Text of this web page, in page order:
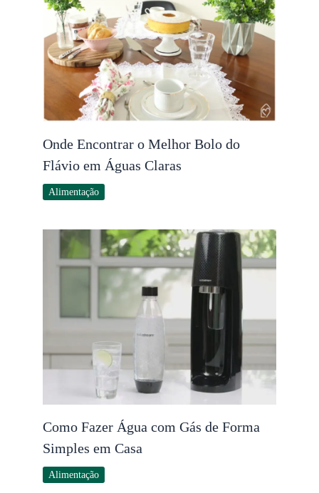
Onde Encontrar o Melhor Bolo do
Flávio em Águas Claras
Alimentação
Como Fazer Água com Gás de Forma
Simples em Casa
Alimentação